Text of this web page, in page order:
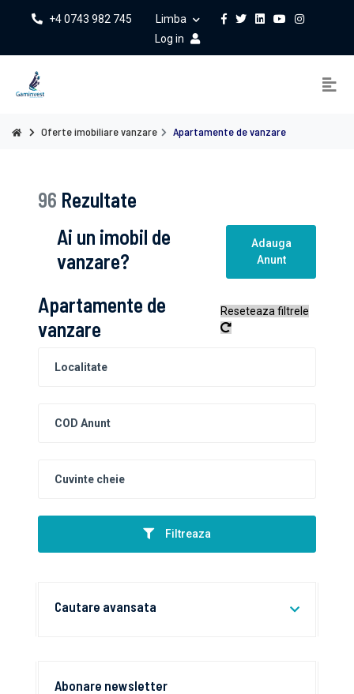
+4 0743 982 745
Limba
Log in
Oferte imobiliare vanzare Apartamente de vanzare
96 Rezultate
Ai un imobil de
vanzare?
Adauga
Anunt
Apartamente de
vanzare
Reseteaza filtrele
Filtreaza
Cautare avansata
Abonare newsletter